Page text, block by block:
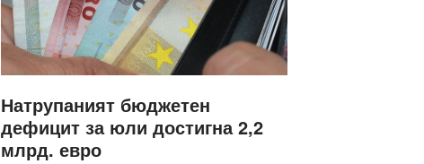
Натрупаният бюджетен
дефицит за юли достигна 2,2
млрд. евро